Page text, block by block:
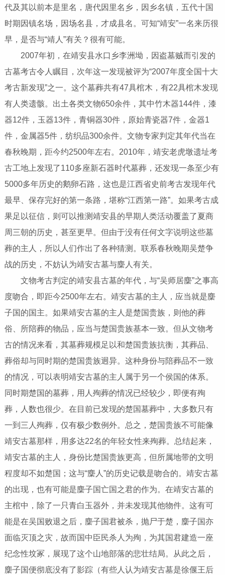
代及其以前本是里名，唐代因里名乡，因乡名镇，五代十国
时期因镇名场，因场名县，才成县名。可知“靖安”一名来历很
早，是否与“靖人”有关？很有可能。
2007年初，在靖安县水口乡李洲坳，因盗墓贼而引发的
古墓考古令人瞩目，次年这一发现被评为“2007年度全国十大
考古新发现”之一。这个墓葬共有47具棺木，有22具棺木发现
有人类遗骸。出土各类文物650余件，其中竹木器144件，漆
器12件，玉器13件，青铜器30件，原始青瓷器7件，金器1
件，金属器5件，纺织品300余件。文物专家判定其年代当在
春秋晚期，距今约2500年左右。2010年，靖安老虎墩遗址考
古工地上发现了110多座新石器时代墓葬，还发现一条至少有
5000多年历史的鹅卵石路，这也是江西省史前考古发现年代
最早、保存完好的第一条路，堪称“江西第一路”。如果考古成
果足以征信，则可以推测靖安县的早期人类活动覆盖了夏商
周三朝的历史，甚至更早。但由于没有任何文字说明这些墓
葬的主人，所以人们作出了各种猜测。联系春秋晚期吴楚争
战的历史，不妨认为靖安古墓与麇人有关。
文物考古判定的靖安县古墓的年代，与“吴师居麇”之事高
度吻合，即距今2500年左右。靖安古墓的主人，应当就是麇
子国的国主。如果靖安古墓的主人是楚国贵族，则他的葬
俗、所陪葬的物品，应当与楚国贵族基本一致。但从文物考
古的情况来看，其墓葬规模足以和楚国贵族抗衡，其葬品、
葬俗却与同时期的楚国贵族迥异。这种身份与陪葬品不一致
的情况，可以表明靖安古墓的主人属于另一个侯国的体系。
同时期楚国的墓葬，用人殉葬的情况已经较少，即便有殉
葬，人数也很少。在目前已发现的楚国墓葬中，大多数只有
一到三人殉葬，仅有极少数例外。总之，楚国贵族不可能像
靖安古墓那样，用多达22名的年轻女性来殉葬。总结起来，
靖安古墓的主人，身份比楚国贵族更高，但所属地带的文明
程度却不如楚国；这与“麇人”的历史记载是吻合的。靖安古墓
的出现，也有可能是麇子国亡国之君的作为。在靖安古墓的
主棺中，除了一只青白玉器外，并未发现其他物件。这有可
能是在吴国败退之后，麇子国君被杀，抛尸于楚，麇子国亦
面临灭顶之灾，故而国中臣民杀人为殉，为其国君建造一座
纪念性坟冢，展现了这个山地部落的悲壮结局。从此之后，
麇子国便彻底没有了影踪（有些人认为靖安古墓是徐偃王后